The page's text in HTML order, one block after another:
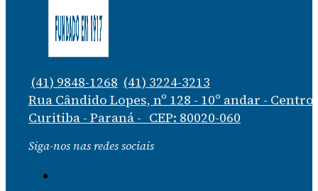
(41) 9848-1268 (41) 3224-3213
Rua Cândido Lopes, nº 128 - 10º andar - Centro
Curitiba - Paraná - CEP: 80020-060
Siga-nos nas redes sociais